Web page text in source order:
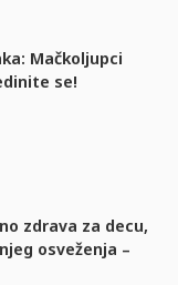
Mačkoljupci
se!
zdrava za decu,
osveženja –